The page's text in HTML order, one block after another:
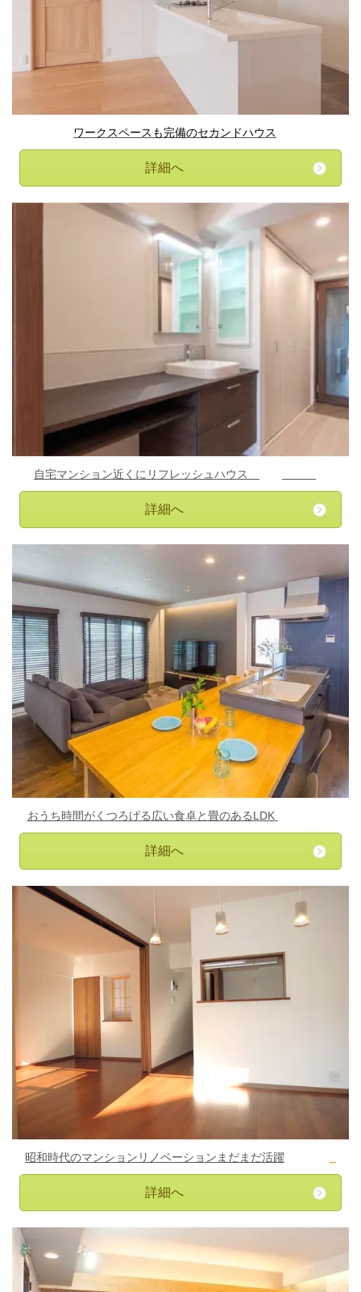
ワークスペースも完備のセカンドハウス
詳細へ
自宅マンション近くにリフレッシュハウス
詳細へ
おうち時間がくつろげる広い食卓と畳のあるLDK
詳細へ
昭和時代のマンションリノベーションまだまだ活躍
詳細へ